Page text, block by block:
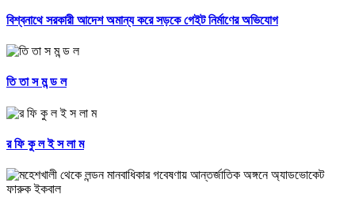
বিশ্বনাথে সরকারী আদেশ অমান্য করে সড়কে গেইট নির্মাণের অভিযোগ
তি তা স ম ন্ড ল
র ফি কু ল ই স লা ম